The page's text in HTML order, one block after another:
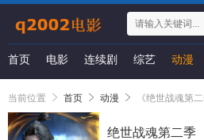
首页 电影 连续剧 综艺 动漫
当前位置 首页 动漫 《绝世战魂第二
绝世战魂第二季